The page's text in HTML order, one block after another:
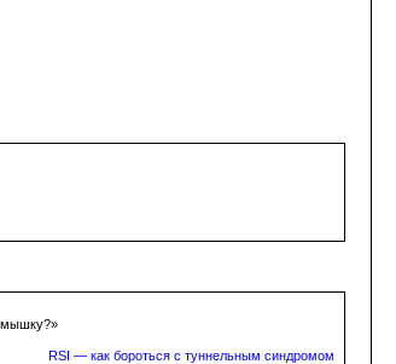
мышку?»
RSI — как бороться с туннельным синдромом